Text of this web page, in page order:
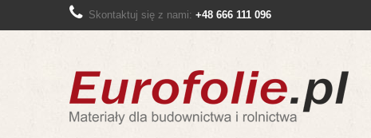
Skontaktuj się z nami: +48 666 111 096